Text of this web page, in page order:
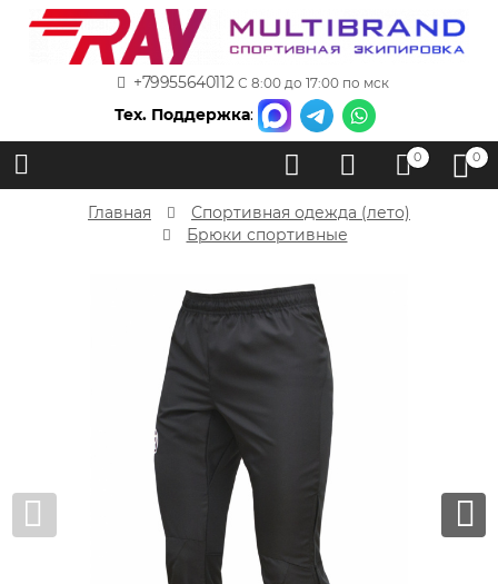
+79955640112 С 8:00 до 17:00 по мск
Тех. Поддержка:
0 0
Главная
Спортивная одежда (лето)
Брюки спортивные